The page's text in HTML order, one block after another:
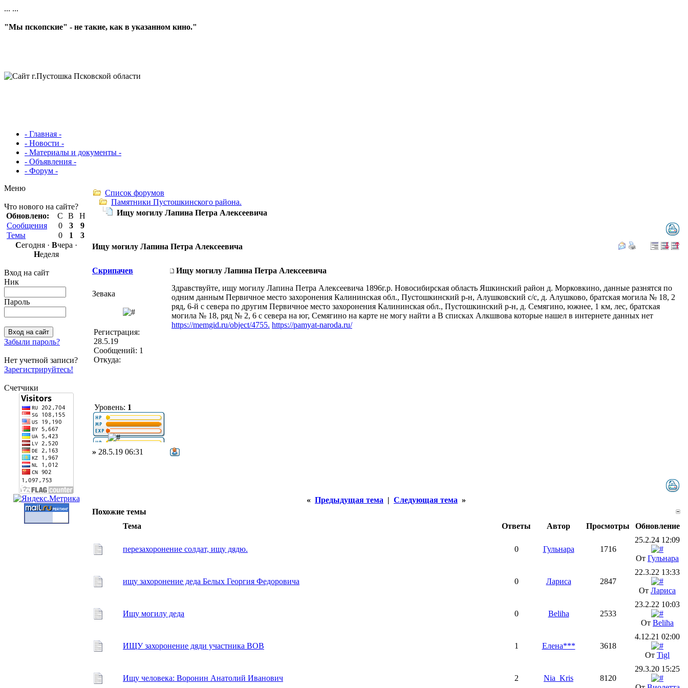
... ...
"Мы пскопские" - не такие, как в указанном кино."
- Главная -
- Новости -
- Материалы и документы -
- Объявления -
- Форум -
Меню
Что нового на сайте?
Обновлено:
С В
Н
Сообщения
0 3
9
Темы
0 1
3
Сегодня · Вчера ·
Неделя
Вход на сайт
Ник
Пароль
Забыли пароль?
Нет учетной записи?
Зарегистрируйтесь!
Счетчики
Список форумов
Памятники Пустошкинского района.
Ищу могилу Лапина Петра Алексеевича
Ищу могилу Лапина Петра Алексеевича
Скрипачев Ищу могилу Лапина Петра Алексеевича
Зевака
Регистрация:
28.5.19
Сообщений: 1
Откуда:
Уровень: 1
Здравствуйте, ищу могилу Лапина Петра Алексеевича 1896г.р. Новосибирская область Яшкинский район д. Морковкино, данные разнятся по
одним данным Первичное место захоронения Калининская обл., Пустошкинский р-н, Алушковский с/с, д. Алушково, братская могила № 18, 2
ряд, 6-й с севера по другим Первичное место захоронения Калининская обл., Пустошкинский р-н, д. Семягино, южнее, 1 км, лес, братская
могила № 18, ряд № 2, 6 с севера на юг, Семягино на карте не могу найти а В списках Алкшвова которые нашел в интернете данных нет
https://memgid.ru/object/4755. https://pamyat-naroda.ru/
» 28.5.19 06:31
« Предыдущая тема | Следующая тема »
Похожие темы
Тема
Ответы Автор Просмотры Обновление
перезахоронение солдат, ищу дядю. 0 Гульнара 1716
25.2.24 12:09
От Гульнара
ищу захоронение деда Белых Георгия Федоровича 0 Лариса 2847
22.3.22 13:33
От Лариса
Ищу могилу деда 0 Beliha 2533
23.2.22 10:03
От Beliha
ИЩУ захоронение дяди участника ВОВ 1 Елена*** 3618
4.12.21 02:00
От Tigl
Ищу человека: Воронин Анатолий Иванович 2 Nia_Kris 8120
29.3.20 15:25